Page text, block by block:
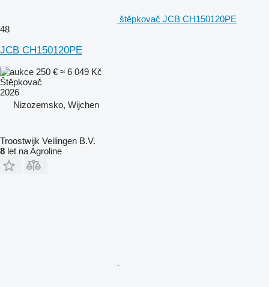
štěpkovač JCB CH150120PE
48
JCB CH150120PE
250 € ≈ 6 049 Kč
Štěpkovač
2026
Nizozemsko, Wijchen
Troostwijk Veilingen B.V.
8 let na Agroline